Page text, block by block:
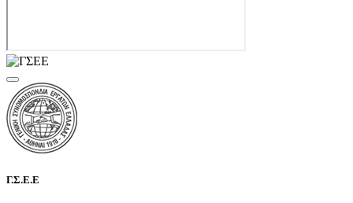
Γ.Σ.Ε.Ε